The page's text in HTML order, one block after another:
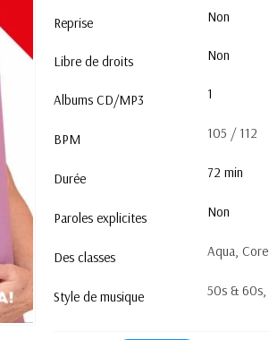
Reprise Non
Libre de droits Non
Albums CD/MP3 1
BPM 105 / 112
Durée 72 min
Paroles explicites Non
Des classes Aqua,
Style de musique 50s &